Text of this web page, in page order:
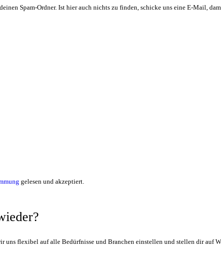
Spam-Ordner. Ist hier auch nichts zu finden, schicke uns eine E-Mail,
gelesen und akzeptiert.
flexibel auf alle Bedürfnisse und Branchen einstellen und stellen dir auf